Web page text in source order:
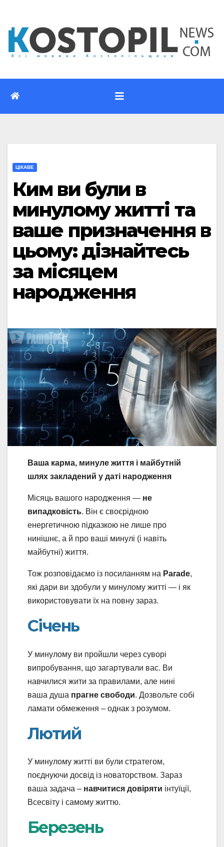
вмісту
ЦІКАВЕ
Ким ви були в
минулому житті та
ваше призначення в
цьому: дізнайтесь
за місяцем
народження
Ваша карма, минуле життя і майбутній
шлях закладений у даті народження
Місяць вашого народження — не
випадковість. Він є своєрідною
енергетичною підказкою не лише про
нинішнє, а й про ваші минулі (і навіть
майбутні) життя.
Тож розповідаємо із посиланням на Parade,
які дари ви здобули у минулому житті — і як
використовувати їх на повну зараз.
Січень
У минулому ви пройшли через суворі
випробування, що загартували вас. Ви
навчилися жити за правилами, але нині
ваша душа прагне свободи. Дозвольте собі
ламати обмеження – однак з розумом.
Лютий
У минулому житті ви були стратегом,
поєднуючи досвід із новаторством. Зараз
ваша задача – навчитися довіряти інтуїції,
Всесвіту і самому життю.
Березень